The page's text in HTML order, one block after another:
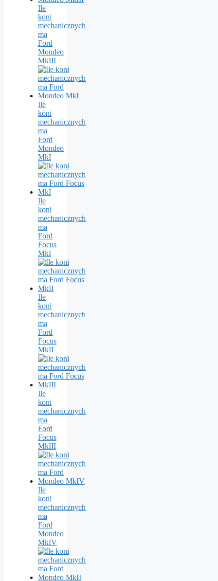
Ile
koni
mechanicznych
ma
Ford
Mondeo
MkIII
Ile
koni
mechanicznych
ma
Ford
Mondeo
MkI
Ile
koni
mechanicznych
ma
Ford
Focus
MkI
Ile
koni
mechanicznych
ma
Ford
Focus
MkII
Ile
koni
mechanicznych
ma
Ford
Focus
MkIII
Ile
koni
mechanicznych
ma
Ford
Mondeo
MkIV